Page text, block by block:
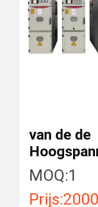
van de de
van 12kV
24kV het
Comité van
MOQ:1
Prijs:2000